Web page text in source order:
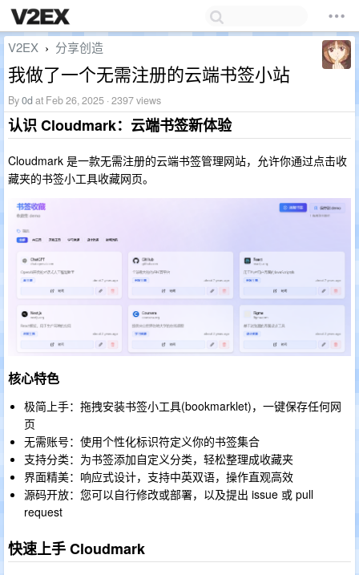
V2EX › 分享创造
我做了一个无需注册的云端书签小站
By0d at Feb 26, 2025 · 2397 views
认识 Cloudmark：云端书签新体验
Cloudmark 是一款无需注册的云端书签管理网站，允许你通过点击收
藏夹的书签小工具收藏网页。
核心特色
极简上手：拖拽安装书签小工具(bookmarklet)，一键保存任何网
页
无需账号：使用个性化标识符定义你的书签集合
支持分类：为书签添加自定义分类，轻松整理成收藏夹
界面精美：响应式设计，支持中英双语，操作直观高效
源码开放：您可以自行修改或部署，以及提出 issue 或 pull
request
快速上手 Cloudmark